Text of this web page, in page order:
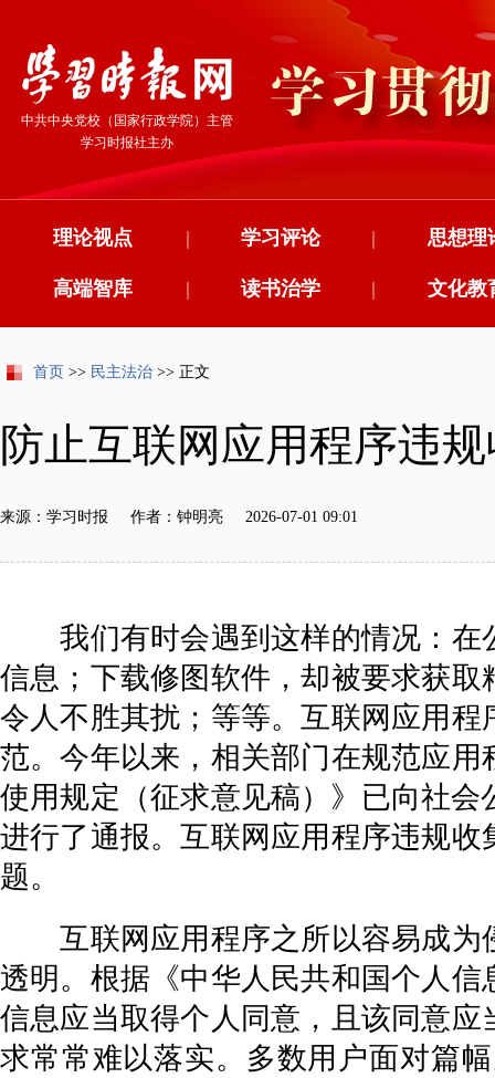
中共中央党校（国家行政学院）主管
学习时报社主办
理论视点 学习评论
| 思想理
|
高端智库 读书治学
| 文化教
|
首页 >> 民主法治 >> 正文
防止互联网应用程序违
来源：学习时报 作者：钟明亮 2026-07-01 09:01
我们有时会遇到这样的情况：在
信息；下载修图软件，却被要求获
令人不胜其扰；等等。互联网应用
范。今年以来，相关部门在规范应
使用规定（征求意见稿）》已向社
进行了通报。互联网应用程序违规
题。
互联网应用程序之所以容易成为
透明。根据《中华人民共和国个人
信息应当取得个人同意，且该同意
求常常难以落实。多数用户面对篇